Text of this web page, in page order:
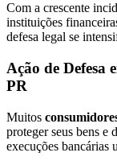
Com a crescente
instituições
defesa legal se
Ação de Defesa
PR
Muitos
proteger seus bens e
execuções bancárias